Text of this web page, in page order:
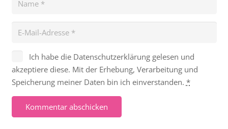
Ich habe die Datenschutzerklärung gelesen und
akzeptiere diese. Mit der Erhebung, Verarbeitung und
Speicherung meiner Daten bin ich einverstanden. *
Kommentar abschicken